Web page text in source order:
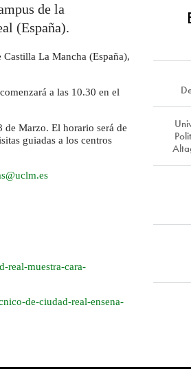
de la
(España).
La Mancha (España),
a las 10.30 en el
de Marzo. El horario será de
guiadas a los centros
real-muestra-cara-
de-ciudad-real-ensena-